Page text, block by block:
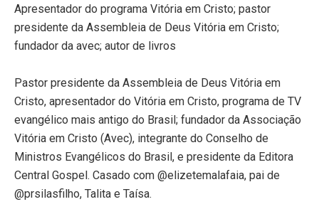
Apresentador do programa Vitória em Cristo; pastor
presidente da Assembleia de Deus Vitória em Cristo;
fundador da avec; autor de livros
Pastor presidente da Assembleia de Deus Vitória em
Cristo, apresentador do Vitória em Cristo, programa de TV
evangélico mais antigo do Brasil; fundador da Associação
Vitória em Cristo (Avec), integrante do Conselho de
Ministros Evangélicos do Brasil, e presidente da Editora
Central Gospel. Casado com @elizetemalafaia, pai de
@prsilasfilho, Talita e Taísa.